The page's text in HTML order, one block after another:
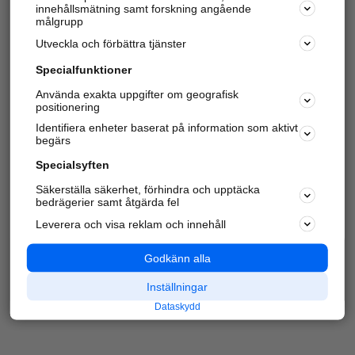
Har du redan verifierat ditt företag? Logga in
Varje vecka besöker du och4 miljoner
andra
härliga användare oss för att hitta rätt lokal
information om företag, privatpersoner och
platser.
innehållsmätning samt forskning angående
målgrupp
Utveckla och förbättra tjänster
Specialfunktioner
Använda exakta uppgifter om geografisk
positionering
Identifiera enheter baserat på information som aktivt
begärs
Specialsyften
Säkerställa säkerhet, förhindra och upptäcka
bedrägerier samt åtgärda fel
Leverera och visa reklam och innehåll
Godkänn alla
Inställningar
Dataskydd